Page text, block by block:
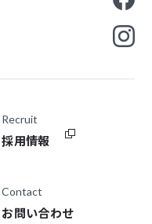
Recruit
採用情報
Contact
お問い合わせ